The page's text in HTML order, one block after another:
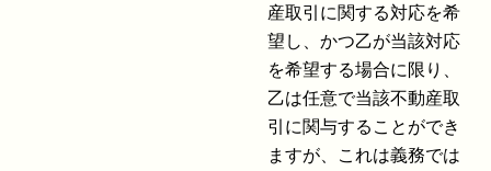
産取引に関する対応を希
望し、かつ乙が当該対応
を希望する場合に限り、
乙は任意で当該不動産取
引に関与することができ
ますが、これは義務では